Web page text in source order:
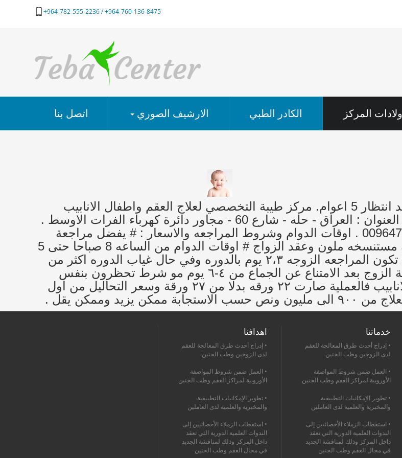
964-760-136-8475+ / 964-782-555-2236+
اتصل بنا الارشيف الصوري الكادر الطبي ولادات المركز
(( علي )) من ولادات مركزنا رزقه الله لمراجعتنا بعد انتظار 5 اعوام. مركز طيبة التخصصي لعلاج العقم واطفال الانابيب
والحقن المجهري باشراف الدكتور عدنان البديري . العنوان : العراق - حله - شارع 60 - مجاور دائرة كهرباء الفرات الاوسط .
للاستفسار : يرجى الاتصال على الرقم 009647825552236 . اوقات الدوام وشروط المراجعه والاسعار : # يفضل مراجعة
المركز لتقييم الحاله مع جلب المستمسكات الاربعه مستنسخه ملون وعقد الزواج # اوقات الدوام من الساعه 8 صباحا حتى 5
مساءاً كل ايام الاسبوع عدا الجمعه عطلة المركز # تكون المراجعه الزوجه ٢،٣ يوم بالدوره وفي حال غياب الدوره اكثر من
١٠ ايام تكون المراجعه في اي وقت # تكون مراجعة الزوج بعد الامتناع عن الجماع من ٤-٦ يوم مو شرط تحظرون بنفس
اليوم. #حاليا اكو تخفيض على سعر عملية اطفال الانابيب فالعملية صارت ٢٢ ورقه بدلا من ٢٧ ورقة وسعر التحاليل من اول
اهدافنا
• إدراج أحدث طرق المعالجة للعقم
لدى الزوجين وطب الجنين
• العمل ضمن شروط المواصفة
الأوروبية لمراكز العقم وطب الجنين
• تطوير الإمكانيات التطبيقية
والمخبرية والعلمية لدى العاملين
• استقطاب الزملاء الأخصائيين إلى
الندوات العلمية الدورية التي تعقد
داخل المركز وذلك لمناقشة الجديد
في مجال العقم وطب الجنين
خدماتنا
• إدراج أحدث طرق المعالجة للعقم
لدى الزوجين وطب الجنين
• العمل ضمن شروط المواصفة
الأوروبية لمراكز العقم وطب الجنين
• تطوير الإمكانيات التطبيقية
والمخبرية والعلمية لدى العاملين
• استقطاب الزملاء الأخصائيين إلى
الندوات العلمية الدورية التي تعقد
داخل المركز وذلك لمناقشة الجديد
في مجال العقم وطب الجنين